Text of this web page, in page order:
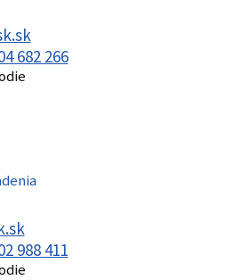
682 266
988 411